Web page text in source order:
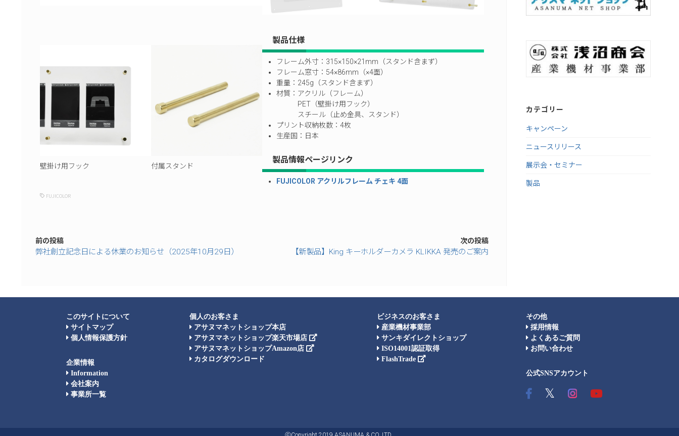
壁掛け用フック 付属スタンド
製品仕様
フレーム外寸：315×150×21mm（スタンド含まず）
フレーム窓寸：54×86mm（×4面）
重量：245g（スタンド含まず）
材質：アクリル（フレーム）
PET（壁掛け用フック）
スチール（止め金具、スタンド）
プリント収納枚数：4枚
生産国：日本
製品情報ページリンク
FUJICOLOR アクリルフレーム チェキ 4面
FUJICOLOR
前の投稿
弊社創立記念日による休業のお知らせ（2025年10月29日）
次の投稿
【新製品】King キーホルダーカメラ KLIKKA 発売のご案内
カテゴリー
キャンペーン
ニュースリリース
展示会・セミナー
製品
このサイトについて
サイトマップ
個人情報保護方針
企業情報
Information
会社案内
事業所一覧
個人のお客さま
アサヌマネットショップ本店
アサヌマネットショップ楽天市場店
アサヌマネットショップAmazon店
カタログダウンロード
ビジネスのお客さま
産業機材事業部
サンキダイレクトショップ
ISO14001認証取得
FlashTrade
その他
採用情報
よくあるご質問
お問い合わせ
公式SNSアカウント